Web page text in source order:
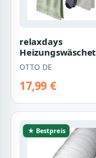
relaxdays
Magnetischer,
faltbarer
Wäschetrockne…
OTTO DE
17,99 €
★ Bestpreis